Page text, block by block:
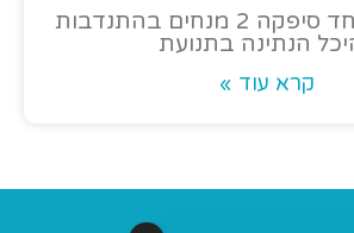
עמותת טוב יחד סיפקה 2 מנחים בהתנדבות
הנתינה בתנועת
קרא עוד »